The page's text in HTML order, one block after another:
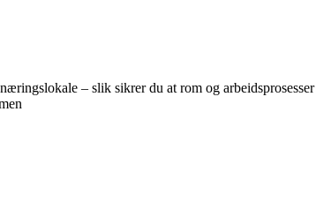
– slik sikrer du at rom og arbeidsprosesser